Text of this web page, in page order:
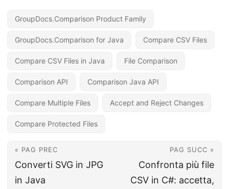
GroupDocs.Comparison Product Family
GroupDocs.Comparison for Java Compare CSV Files
Compare CSV Files in Java File Comparison
Comparison API Comparison Java API
Compare Multiple Files Accept and Reject Changes
Compare Protected Files
« PAG PREC
Converti SVG in JPG
in Java
PAG SUCC »
Confronta più file
CSV in C#: accetta,